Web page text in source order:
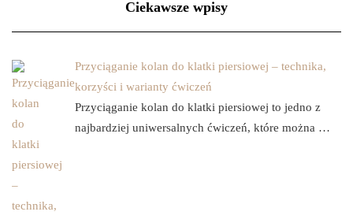
Ciekawsze wpisy
Przyciąganie kolan do klatki piersiowej – technika,
korzyści i warianty ćwiczeń
Przyciąganie kolan do klatki piersiowej to jedno z
najbardziej uniwersalnych ćwiczeń, które można …